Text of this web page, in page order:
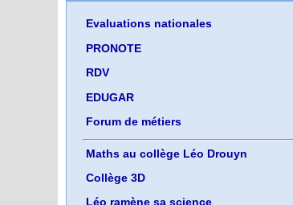
Evaluations nationales
PRONOTE
RDV
EDUGAR
Forum de métiers
Maths au collège Léo Drouyn
Collège 3D
Léo ramène sa science